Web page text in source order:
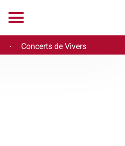
· Concerts de Vivers